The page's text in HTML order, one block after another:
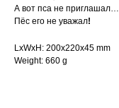
А вот пса не приглашал…
Пёс его не уважал!
LxWxH: 200x220x45 mm
Weight: 660 g